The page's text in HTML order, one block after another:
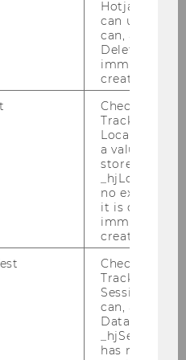
sowie ein In­ter­es­se
zu er­ler­nen
Eng­lisch­kennt­nis­se
1.073,65 Euro
die­ser Tä­tig­keit mit per­
in
Dann be­
spä­tes­tens 31.03.2021
(Kenn­zahl: 936).
Be­wer­bung!
been ex­ten­ded until
Hotjar
can use
can, a value
Deleted
immediately
created.
Checks if the
Tracking
Local
a value of 1
stored in
no
it is deleted
immediately
created.
Checks if the
Tracking
Session
can, a value
Data stored
has no